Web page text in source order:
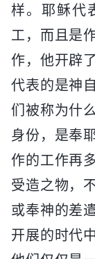
样。耶稣代
工，而且是
作，他开辟
代表的是神
们被称为什
身份，是奉
作的工作再
受造之物，
或奉神的差
开展的时代